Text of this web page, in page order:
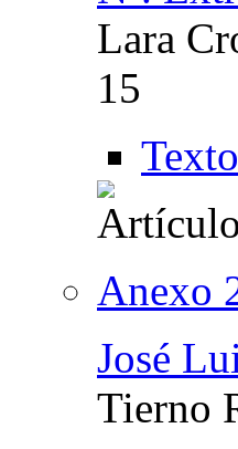
Lara
15
Anexo
José
Tierno